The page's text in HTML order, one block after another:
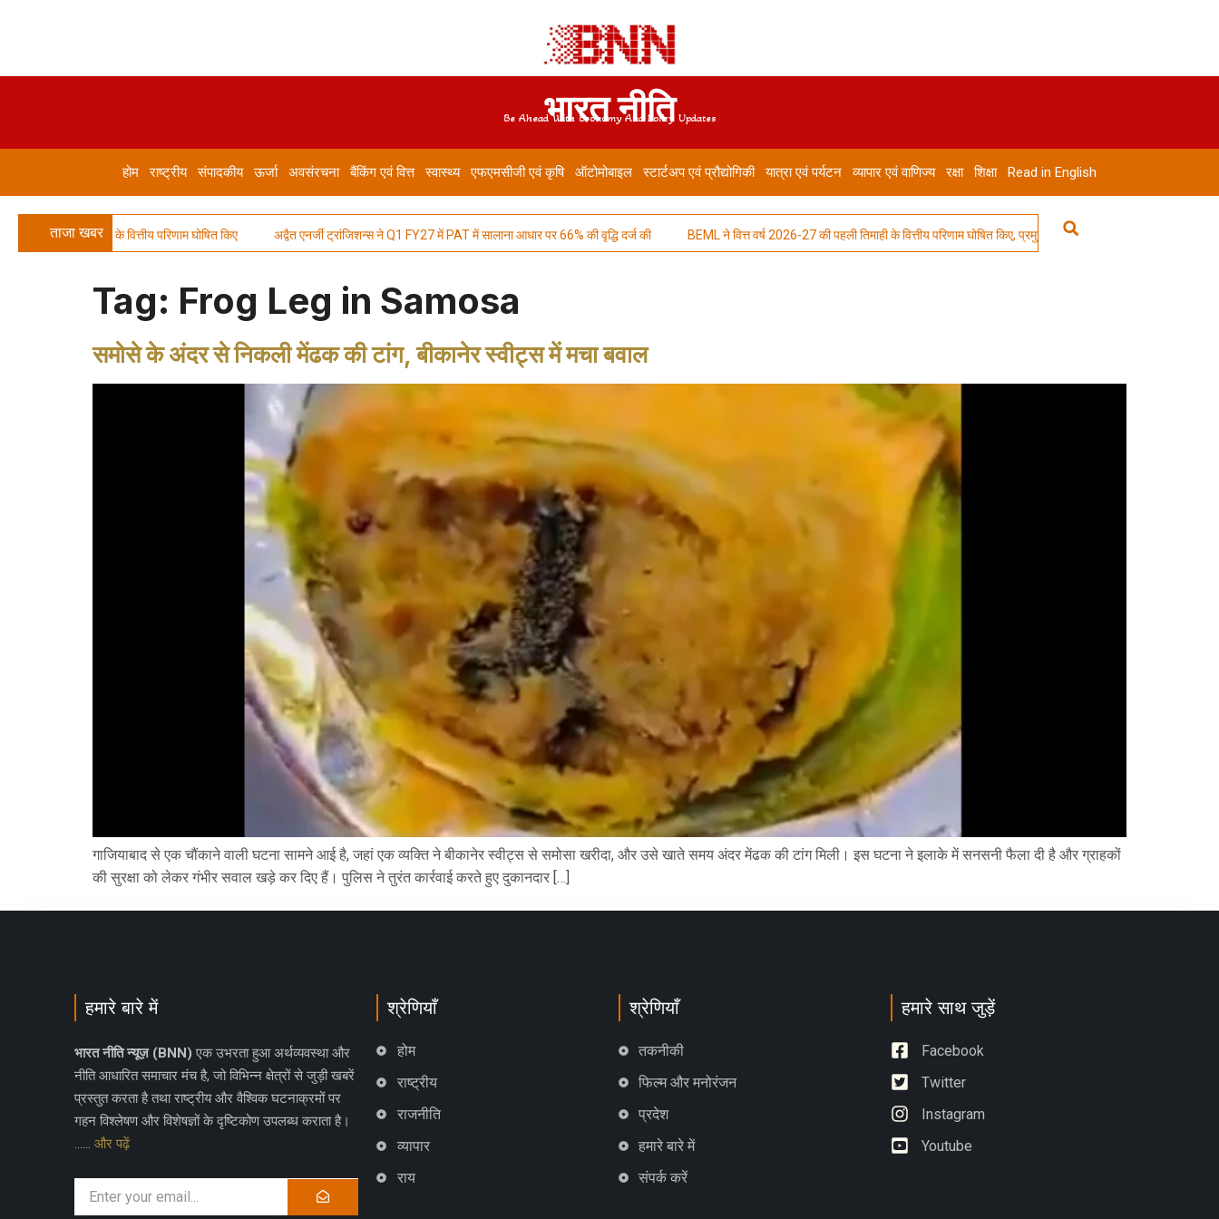
भारत नीति
Be Ahead With Economy And Policy Updates
होम राष्ट्रीय संपादकीय ऊर्जा अवसंरचना बैंकिंग एवं वित्त स्वास्थ्य एफएमसीजी एवं कृषि ऑटोमोबाइल स्टार्टअप एवं प्रौद्योगिकी यात्रा एवं पर्यटन व्यापार एवं वाणिज्य रक्षा शिक्षा Read in English
ताजा खबर
ने Q1 FY27 के वित्तीय परिणाम घोषित किए अद्वैत एनर्जी ट्रांजिशन्स ने Q1 FY27 में PAT में सालाना आधार पर 66% की वृद्धि दर्ज की BEML ने वित्त वर्ष 2026-27 की पहली तिमाही के वित्तीय परिणाम घोषित किए, प्रमुख कारोबारों में वृद्धि के साथ मजबूत गति कायम
Tag: Frog Leg in Samosa
समोसे के अंदर से निकली मेंढक की टांग, बीकानेर स्वीट्स में मचा बवाल
गाजियाबाद से एक चौंकाने वाली घटना सामने आई है, जहां एक व्यक्ति ने बीकानेर स्वीट्स से समोसा खरीदा, और उसे खाते समय अंदर मेंढक की टांग मिली। इस घटना ने इलाके में सनसनी फैला दी है और ग्राहकों
की सुरक्षा को लेकर गंभीर सवाल खड़े कर दिए हैं। पुलिस ने तुरंत कार्रवाई करते हुए दुकानदार […]
हमारे बारे में
भारत नीति न्यूज़ (BNN) एक उभरता हुआ अर्थव्यवस्था और
नीति आधारित समाचार मंच है, जो विभिन्न क्षेत्रों से जुड़ी खबरें
प्रस्तुत करता है तथा राष्ट्रीय और वैश्विक घटनाक्रमों पर
गहन विश्लेषण और विशेषज्ञों के दृष्टिकोण उपलब्ध कराता है।
और पढ़ें
श्रेणियाँ
होम
राष्ट्रीय
राजनीति
व्यापार
राय
श्रेणियाँ
तकनीकी
फिल्म और मनोरंजन
प्रदेश
हमारे बारे में
संपर्क करें
हमारे साथ जुड़ें
Facebook
Twitter
Instagram
Youtube